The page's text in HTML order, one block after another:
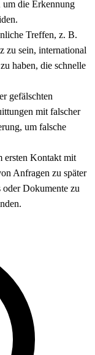
die Erkennung
Treffen, z. B.
zu sein, international
haben, die schnelle
gefälschten
mit falscher
um falsche
ersten Kontakt mit
Anfragen zu später
oder Dokumente zu